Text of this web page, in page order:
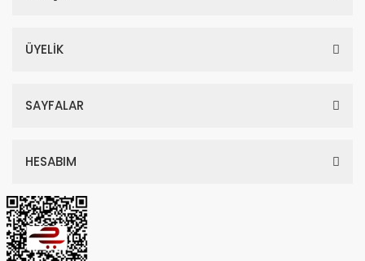
ÜYELİK
SAYFALAR
HESABIM